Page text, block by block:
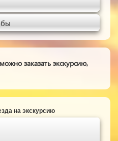
заказать экскурсию,
на экскурсию